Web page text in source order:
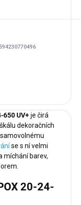
650 UV+je čirá
dekoračních
se s ní velmi
míchání barev,
20-24-